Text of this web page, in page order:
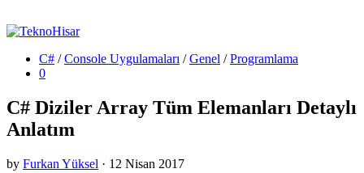
C# / Console Uygulamaları / Genel / Programlama
0
C# Diziler Array Tüm Elemanları Detaylı
Anlatım
by Furkan Yüksel · 12 Nisan 2017